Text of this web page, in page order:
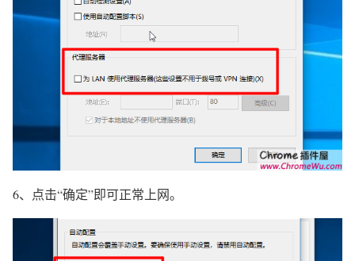
6、点击“确定”即可正常上网。